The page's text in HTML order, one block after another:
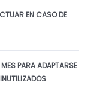
EN CASO DE
PARA ADAPTARSE